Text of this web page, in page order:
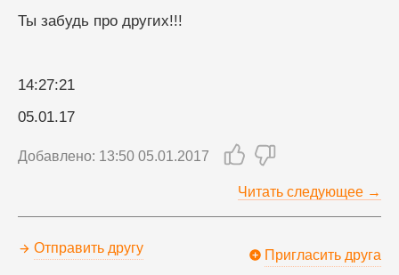
Ты забудь про других!!!
14:27:21
05.01.17
Добавлено: 13:50 05.01.2017
Читать следующее →
Отправить другу Пригласить друга